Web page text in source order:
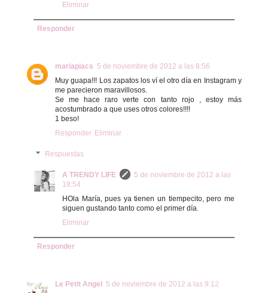
Eliminar
Responder
mariapiacs 5 de noviembre de 2012 a las 8:56
Muy guapa!!! Los zapatos los ví el otro día en Instagram y
me parecieron maravillosos.
Se me hace raro verte con tanto rojo , estoy más
acostumbrado a que uses otros colores!!!!
1 beso!
Responder Eliminar
Respuestas
A TRENDY LIFE
5 de noviembre de 2012 a las
18:54
HOla María, pues ya tienen un tiempecito, pero me
siguen gustando tanto como el primer día.
Eliminar
Responder
Le Petit Angel 5 de noviembre de 2012 a las 9:12